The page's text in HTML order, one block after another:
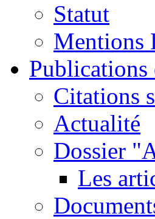
Statut
Mentions
Publications
Citations
Actualité
Dossier
Les